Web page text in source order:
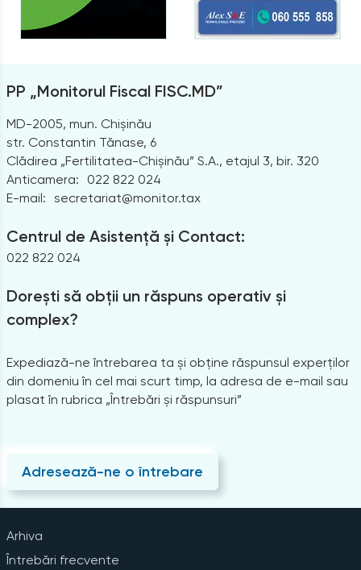
PP „Monitorul Fiscal FISC.MD”
MD-2005, mun. Chișinău
str. Constantin Tănase, 6
Clădirea „Fertilitatea-Chișinău” S.A., etajul 3, bir. 320
Anticamera:
022 822 024
E-mail: secretariat@monitor.tax
Centrul de Asistență și Contact:
022 822 024
Dorești să obții un răspuns operativ și
complex?
Expediază-ne întrebarea ta și obține răspunsul experților
din domeniu în cel mai scurt timp, la adresa de e-mail sau
plasat în rubrica „Întrebări și răspunsuri”
Adresează-ne o întrebare
Arhiva
Întrebări frecvente